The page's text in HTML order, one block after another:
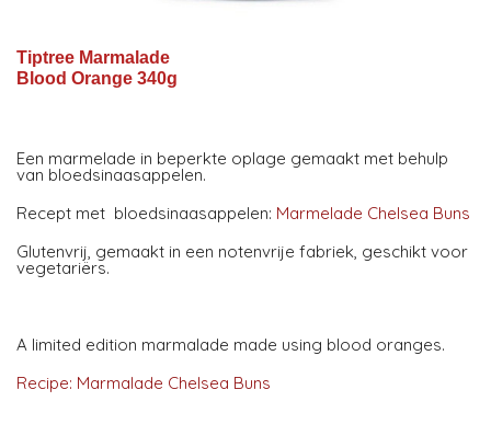
Tiptree Marmalade
Blood Orange 340g
Een marmelade in beperkte oplage gemaakt met behulp
van bloedsinaasappelen.
Recept met bloedsinaasappelen: Marmelade Chelsea Buns
Glutenvrij, gemaakt in een notenvrije fabriek, geschikt voor
vegetariërs.
A limited edition marmalade made using blood oranges.
Recipe: Marmalade Chelsea Buns